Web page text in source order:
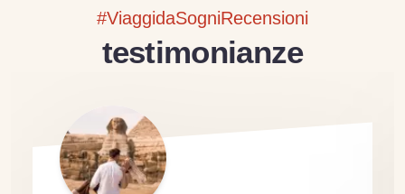
#ViaggidaSogniRecensioni
testimonianze